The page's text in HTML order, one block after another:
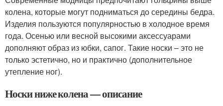
колена, которые могут подниматься до середины бедра.
Изделия пользуются популярностью в холодное время
года. Осенью или весной высокими аксессуарами
дополняют образ из юбки, сапог. Такие носки – это не
только эстетично, но и практично (дополнительное
утепление ног).
Носки ниже колена — описание